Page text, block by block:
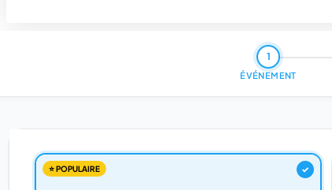
1
ÉVÉNEMENT
⭐ POPULAIRE ✓